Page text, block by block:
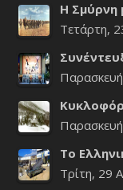
Η Σμύρνη
Τετάρτη,
Το
Τρίτη, 29